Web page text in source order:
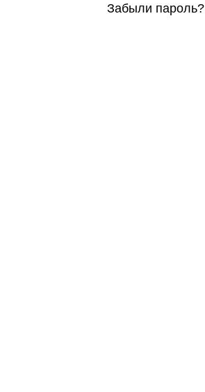
Забыли пароль?